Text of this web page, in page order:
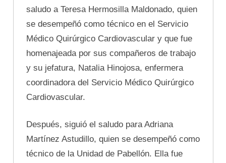
saludo a Teresa Hermosilla Maldonado, quien
se desempeñó como técnico en el Servicio
Médico Quirúrgico Cardiovascular y que fue
homenajeada por sus compañeros de trabajo
y su jefatura, Natalia Hinojosa, enfermera
coordinadora del Servicio Médico Quirúrgico
Cardiovascular.
Después, siguió el saludo para Adriana
Martínez Astudillo, quien se desempeñó como
técnico de la Unidad de Pabellón. Ella fue